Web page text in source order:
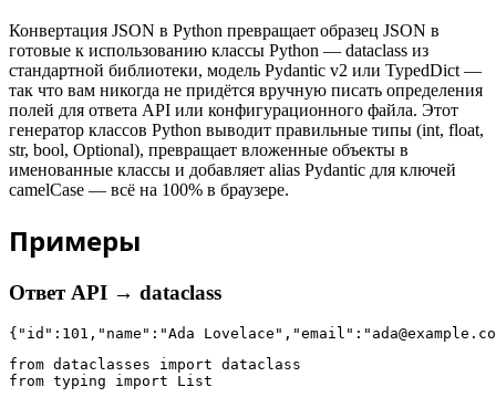
Конвертация JSON в Python превращает образец JSON в
готовые к использованию классы Python — dataclass из
стандартной библиотеки, модель Pydantic v2 или TypedDict —
так что вам никогда не придётся вручную писать определения
полей для ответа API или конфигурационного файла. Этот
генератор классов Python выводит правильные типы (int, float,
str, bool, Optional), превращает вложенные объекты в
именованные классы и добавляет alias Pydantic для ключей
camelCase — всё на 100% в браузере.
Примеры
Ответ API → dataclass
{"id":101,"name":"Ada
from dataclasses import dataclass
from typing import List